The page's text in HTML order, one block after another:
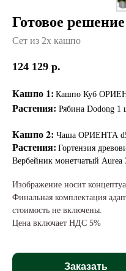
Готовое
Сет из 2х кашпо
124 129 р.
Кашпо 1: Кашпо Куб
Растения: Рябина Dodong 1
Кашпо 2: Чаша ОРИЕНТА
Растения: Гортензия
Вербейник монетчатый Aurea
Изображение носит
Финальная комплектация
стоимость не включены.
Цена включает НДС 5%
Заказать